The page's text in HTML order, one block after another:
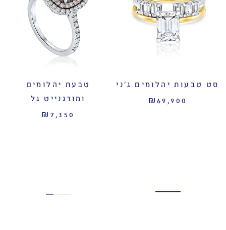
סט טבעות יהלומים ג׳ני
₪69,900
טבעת יהלומים
ומורגנייט גל
₪7,350